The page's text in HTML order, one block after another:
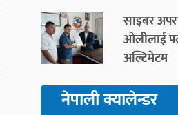
साइबर
ओलीलाई
अल्टिमेटम
नेपाली क्यालेन्डर